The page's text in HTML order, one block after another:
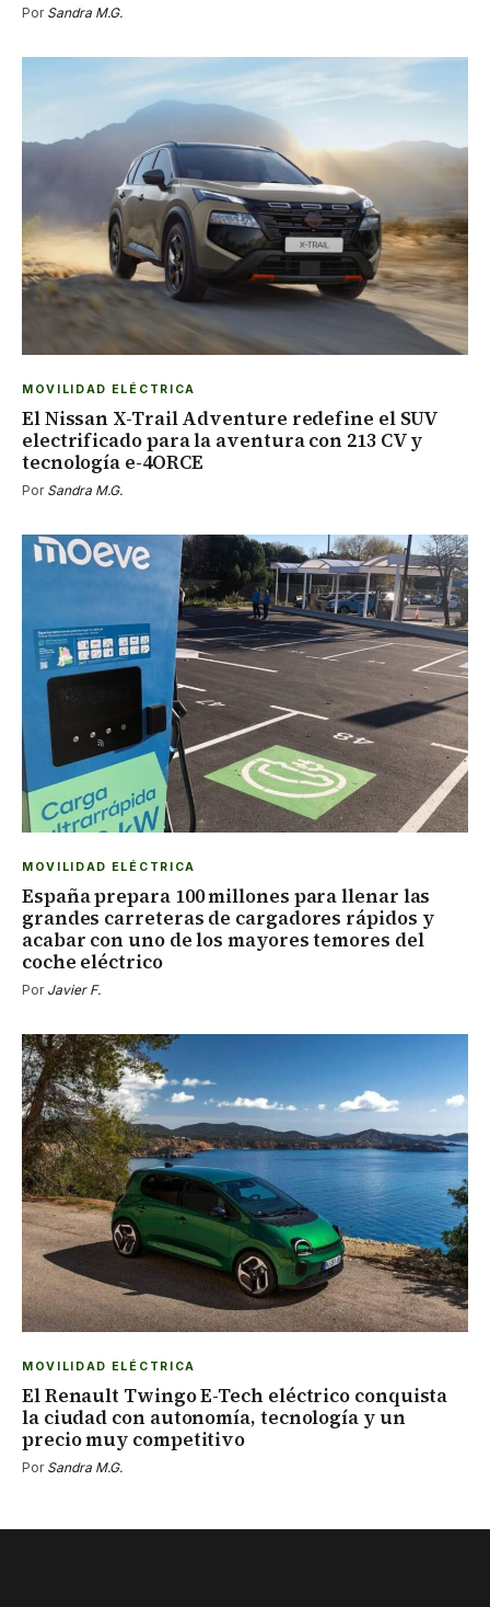
Por Sandra M.G.
MOVILIDAD ELÉCTRICA
El Nissan X-Trail Adventure redefine el SUV
electrificado para la aventura con 213 CV y
tecnología e-4ORCE
Por Sandra M.G.
MOVILIDAD ELÉCTRICA
España prepara 100 millones para llenar las
grandes carreteras de cargadores rápidos y
acabar con uno de los mayores temores del
coche eléctrico
Por Javier F.
MOVILIDAD ELÉCTRICA
El Renault Twingo E-Tech eléctrico conquista
la ciudad con autonomía, tecnología y un
precio muy competitivo
Por Sandra M.G.